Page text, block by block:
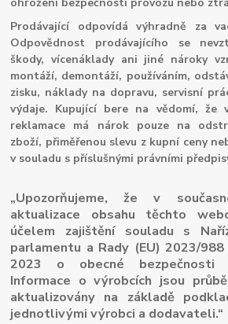
Prodávající odpovídá výhradně za
Odpovědnost prodávajícího se
škody, vícenáklady ani jiné nároky
montáží, demontáží, používáním,
zisku, náklady na dopravu, servisní
výdaje. Kupující bere na vědomí, že
reklamace má nárok pouze na
zboží, přiměřenou slevu z kupní ceny
v souladu s příslušnými právními
„Upozorňujeme, že v
aktualizace obsahu těchto
účelem zajištění souladu s
parlamentu a Rady (EU) 2023/
2023 o obecné bezpečnosti
Informace o výrobcích jsou
aktualizovány na základě
jednotlivými výrobci a dodavateli.“